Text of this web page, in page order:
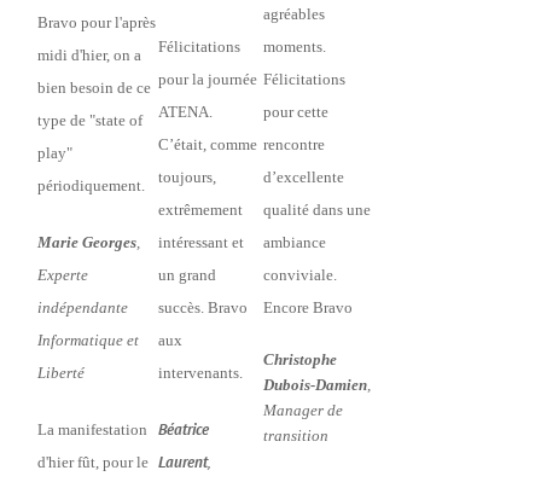
Bravo pour l'après
midi d'hier, on a
bien besoin de ce
type de "state of
play"
périodiquement.
Marie Georges,
Experte
indépendante
Informatique et
Liberté
La manifestation
d'hier fût, pour le
Félicitations
pour la journée
ATENA.
C’était, comme
toujours,
extrêmement
intéressant et
un grand
succès. Bravo
aux
intervenants.
Béatrice
Laurent,
agréables
moments.
Félicitations
pour cette
rencontre
d’excellente
qualité dans une
ambiance
conviviale.
Encore Bravo
Christophe
Dubois-Damien,
Manager de
transition